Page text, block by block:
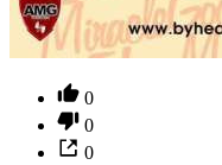
0
0
0